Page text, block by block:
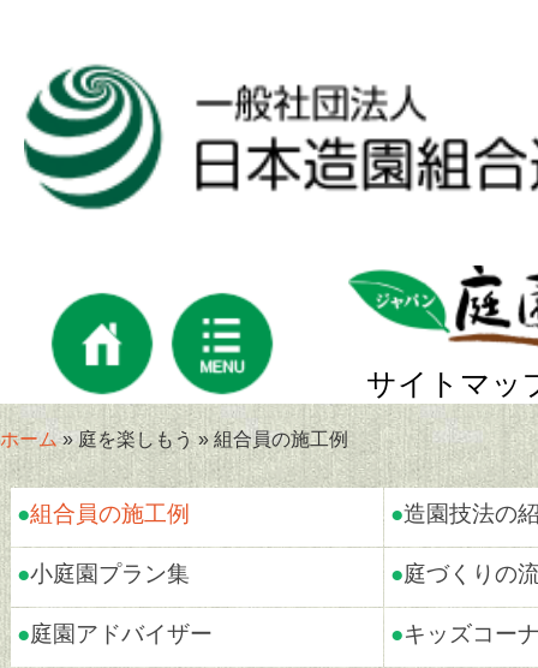
サイトマッ
ホーム» 庭を楽しもう » 組合員の施工例
●組合員の施工例 ●造園技法の
●小庭園プラン集 ●庭づくりの
●庭園アドバイザー ●キッズコー